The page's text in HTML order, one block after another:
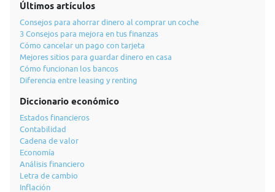
Últimos artículos
Consejos para ahorrar dinero al comprar un coche
3 Consejos para mejora en tus finanzas
Cómo cancelar un pago con tarjeta
Mejores sitios para guardar dinero en casa
Cómo funcionan los bancos
Diferencia entre leasing y renting
Diccionario económico
Estados financieros
Contabilidad
Cadena de valor
Economía
Análisis financiero
Letra de cambio
Inflación